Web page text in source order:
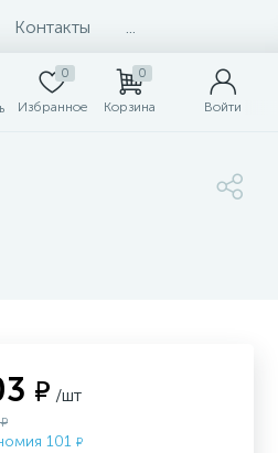
Контакты
0
Избранное
0
Корзина Войти
₽ /шт
₽
101 ₽